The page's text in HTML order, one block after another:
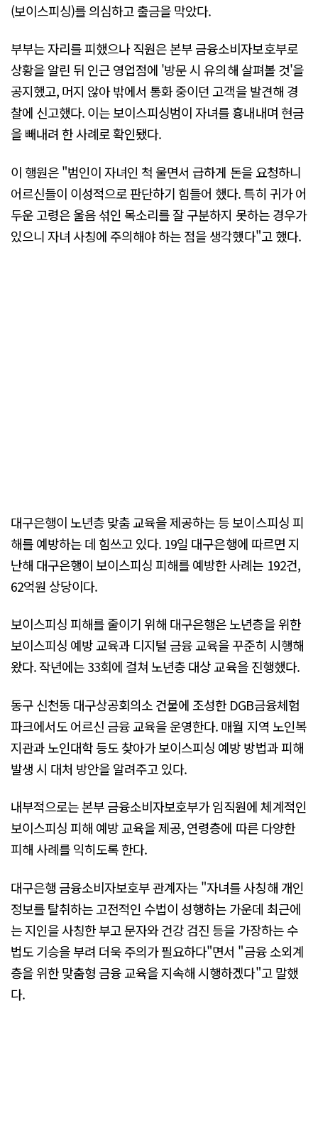
(보이스피싱)를 의심하고 출금을 막았다.
부부는 자리를 피했으나 직원은 본부 금융소비자보호부로
상황을 알린 뒤 인근 영업점에 '방문 시 유의해 살펴볼 것'을
공지했고, 머지 않아 밖에서 통화 중이던 고객을 발견해 경
찰에 신고했다. 이는 보이스피싱범이 자녀를 흉내내며 현금
을 빼내려 한 사례로 확인됐다.
이 행원은 "범인이 자녀인 척 울면서 급하게 돈을 요청하니
어르신들이 이성적으로 판단하기 힘들어 했다. 특히 귀가 어
두운 고령은 울음 섞인 목소리를 잘 구분하지 못하는 경우가
있으니 자녀 사칭에 주의해야 하는 점을 생각했다"고 했다.
대구은행이 노년층 맞춤 교육을 제공하는 등 보이스피싱 피
해를 예방하는 데 힘쓰고 있다. 19일 대구은행에 따르면 지
난해 대구은행이 보이스피싱 피해를 예방한 사례는 192건,
62억원 상당이다.
보이스피싱 피해를 줄이기 위해 대구은행은 노년층을 위한
보이스피싱 예방 교육과 디지털 금융 교육을 꾸준히 시행해
왔다. 작년에는 33회에 걸쳐 노년층 대상 교육을 진행했다.
동구 신천동 대구상공회의소 건물에 조성한 DGB금융체험
파크에서도 어르신 금융 교육을 운영한다. 매월 지역 노인복
지관과 노인대학 등도 찾아가 보이스피싱 예방 방법과 피해
발생 시 대처 방안을 알려주고 있다.
내부적으로는 본부 금융소비자보호부가 임직원에 체계적인
보이스피싱 피해 예방 교육을 제공, 연령층에 따른 다양한
피해 사례를 익히도록 한다.
대구은행 금융소비자보호부 관계자는 "자녀를 사칭해 개인
정보를 탈취하는 고전적인 수법이 성행하는 가운데 최근에
는 지인을 사칭한 부고 문자와 건강 검진 등을 가장하는 수
법도 기승을 부려 더욱 주의가 필요하다"면서 "금융 소외계
층을 위한 맞춤형 금융 교육을 지속해 시행하겠다"고 말했
다.